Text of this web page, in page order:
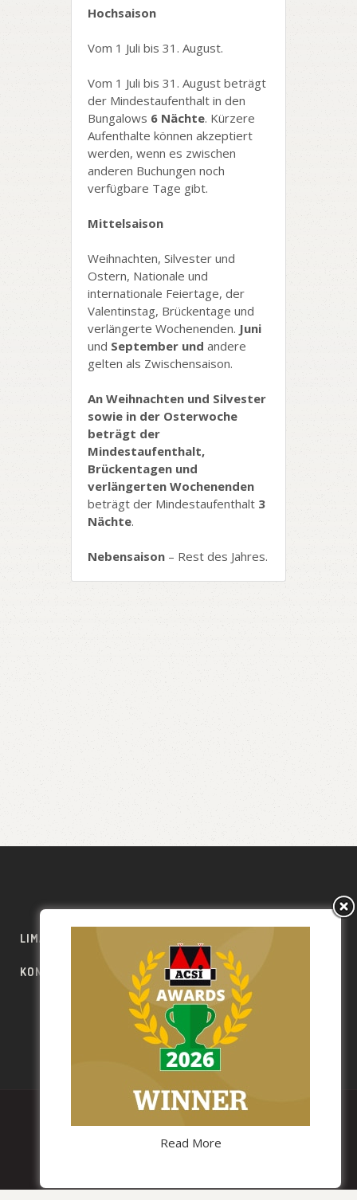
Hochsaison
Vom 1 Juli bis 31. August.
Vom 1 Juli bis 31. August beträgt
der Mindestaufenthalt in den
Bungalows 6 Nächte. Kürzere
Aufenthalte können akzeptiert
werden, wenn es zwischen
anderen Buchungen noch
verfügbare Tage gibt.
Mittelsaison
Weihnachten, Silvester und
Ostern, Nationale und
internationale Feiertage, der
Valentinstag, Brückentage und
verlängerte Wochenenden. Juni
und September und andere
gelten als Zwischensaison.
An Weihnachten und Silvester
sowie in der Osterwoche
beträgt der
Mindestaufenthalt,
Brückentagen und
verlängerten Wochenenden
beträgt der Mindestaufenthalt 3
Nächte.
Nebensaison – Rest des Jahres.
LIMA ESCAPE
KONTAKTE HAUSTIERFREUNDLICH
DE
Read More